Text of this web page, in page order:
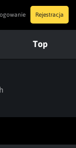
Rejestracja
Top